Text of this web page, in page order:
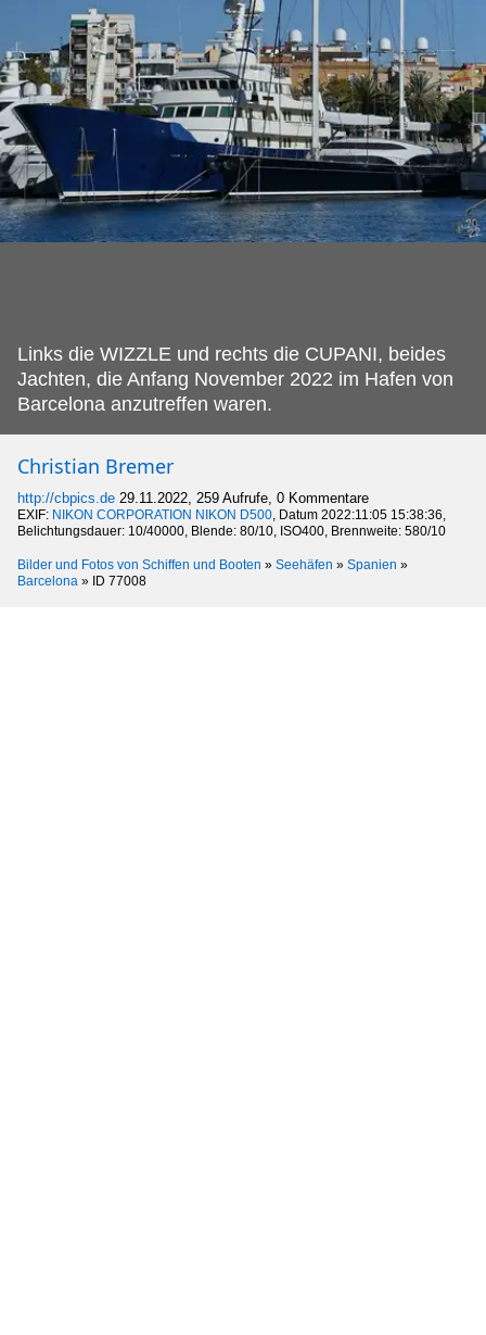
Links die WIZZLE und rechts die CUPANI, beides
Jachten, die Anfang November 2022 im Hafen von
Barcelona anzutreffen waren.
Christian Bremer
http://cbpics.de 29.11.2022, 259 Aufrufe, 0 Kommentare
EXIF: NIKON CORPORATION NIKON D500, Datum 2022:11:05 15:38:36,
Belichtungsdauer: 10/40000, Blende: 80/10, ISO400, Brennweite: 580/10
Bilder und Fotos von Schiffen und Booten » Seehäfen » Spanien »
Barcelona » ID 77008